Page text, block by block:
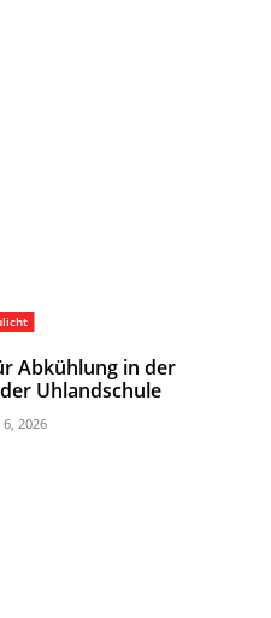
Abkühlung in der
Uhlandschule
2026